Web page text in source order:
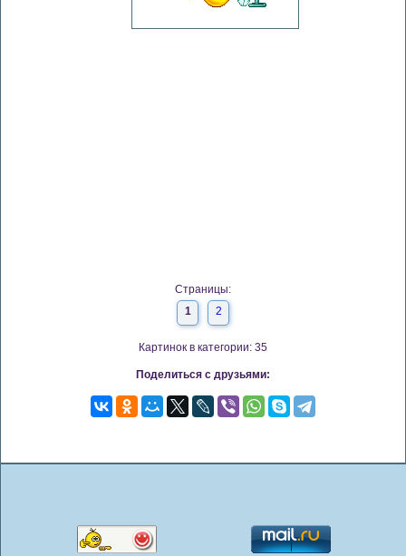
Страницы:
1
2
Картинок в категории: 35
Поделиться с друзьями: